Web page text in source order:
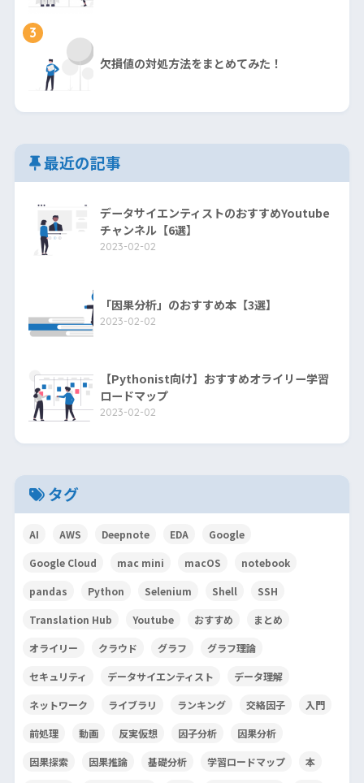
3
欠損値の対処方法をまとめてみた！
最近の記事
データサイエンティストのおすすめYoutube
チャンネル【6選】
2023-02-02
「因果分析」のおすすめ本【3選】
2023-02-02
【Pythonist向け】おすすめオライリー学習
ロードマップ
2023-02-02
タグ
AI AWS Deepnote EDA Google
Google Cloud mac mini macOS notebook
pandas Python Selenium Shell SSH
Translation Hub Youtube おすすめ まとめ
オライリー クラウド グラフ グラフ理論
セキュリティ データサイエンティスト データ理解
ネットワーク ライブラリ ランキング 交絡因子 入門
前処理 動画 反実仮想 因子分析 因果分析
因果探索 因果推論 基礎分析 学習ロードマップ 本